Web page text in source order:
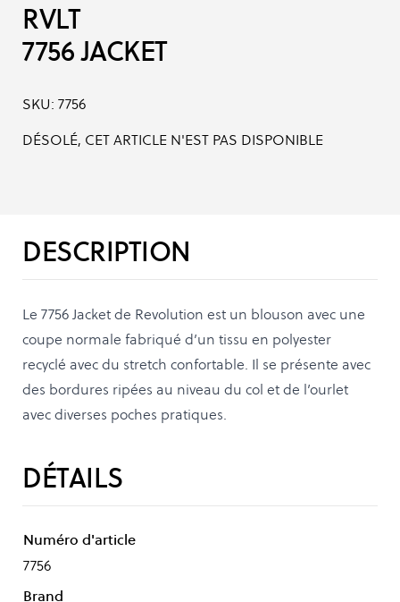
RVLT
7756 JACKET
SKU: 7756
DÉSOLÉ, CET ARTICLE N'EST PAS DISPONIBLE
DESCRIPTION
Le 7756 Jacket de Revolution est un blouson avec une
coupe normale fabriqué d’un tissu en polyester
recyclé avec du stretch confortable. Il se présente avec
des bordures ripées au niveau du col et de l’ourlet
avec diverses poches pratiques.
DÉTAILS
Numéro d'article
7756
Brand